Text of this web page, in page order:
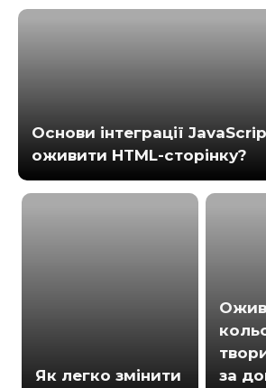
Основи інтеграції
оживити HTML-сторінку?
Як легко змінити
за